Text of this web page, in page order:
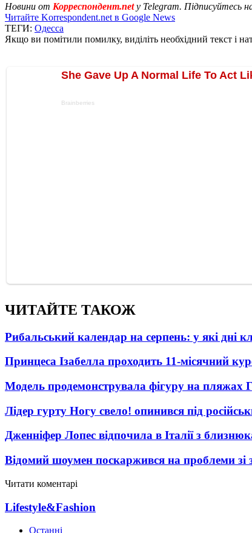
Новини от Корреспондент.netу Telegram. Підписуйтесь
Читайте Korrespondent.net в Google News
ТЕГИ: Одесса
Якщо ви помітили помилку, виділіть необхідний текст і
ЧИТАЙТЕ ТАКОЖ
Рибальський календар на серпень: у які дні
Принцеса Ізабелла проходить 11-місячний
Модель продемонструвала фігуру на пляжах
Лідер гурту Ногу свело! опинився під
Дженніфер Лопес відпочила в Італії з
Відомий шоумен поскаржився на проблеми зі
Читати коментарі
Lifestyle&Fashion
Останні